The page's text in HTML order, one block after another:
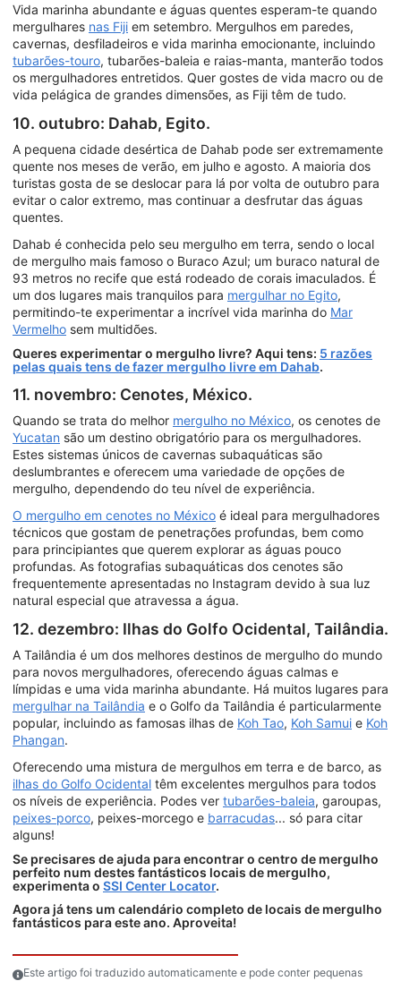
Vida marinha abundante e águas quentes esperam-te quando
mergulhares nas Fiji em setembro. Mergulhos em paredes,
cavernas, desfiladeiros e vida marinha emocionante, incluindo
tubarões-touro, tubarões-baleia e raias-manta, manterão todos
os mergulhadores entretidos. Quer gostes de vida macro ou de
vida pelágica de grandes dimensões, as Fiji têm de tudo.
10. outubro: Dahab, Egito.
A pequena cidade desértica de Dahab pode ser extremamente
quente nos meses de verão, em julho e agosto. A maioria dos
turistas gosta de se deslocar para lá por volta de outubro para
evitar o calor extremo, mas continuar a desfrutar das águas
quentes.
Dahab é conhecida pelo seu mergulho em terra, sendo o local
de mergulho mais famoso o Buraco Azul; um buraco natural de
93 metros no recife que está rodeado de corais imaculados. É
um dos lugares mais tranquilos para mergulhar no Egito,
permitindo-te experimentar a incrível vida marinha do Mar
Vermelho sem multidões.
Queres experimentar o mergulho livre? Aqui tens: 5 razões
pelas quais tens de fazer mergulho livre em Dahab.
11. novembro: Cenotes, México.
Quando se trata do melhor mergulho no México, os cenotes de
Yucatan são um destino obrigatório para os mergulhadores.
Estes sistemas únicos de cavernas subaquáticas são
deslumbrantes e oferecem uma variedade de opções de
mergulho, dependendo do teu nível de experiência.
O mergulho em cenotes no México é ideal para mergulhadores
técnicos que gostam de penetrações profundas, bem como
para principiantes que querem explorar as águas pouco
profundas. As fotografias subaquáticas dos cenotes são
frequentemente apresentadas no Instagram devido à sua luz
natural especial que atravessa a água.
12. dezembro: Ilhas do Golfo Ocidental, Tailândia.
A Tailândia é um dos melhores destinos de mergulho do mundo
para novos mergulhadores, oferecendo águas calmas e
límpidas e uma vida marinha abundante. Há muitos lugares para
mergulhar na Tailândia e o Golfo da Tailândia é particularmente
popular, incluindo as famosas ilhas de Koh Tao, Koh Samui e Koh
Phangan.
Oferecendo uma mistura de mergulhos em terra e de barco, as
ilhas do Golfo Ocidental têm excelentes mergulhos para todos
os níveis de experiência. Podes ver tubarões-baleia, garoupas,
peixes-porco, peixes-morcego e barracudas... só para citar
alguns!
Se precisares de ajuda para encontrar o centro de mergulho
perfeito num destes fantásticos locais de mergulho,
experimenta o SSI Center Locator.
Agora já tens um calendário completo de locais de mergulho
fantásticos para este ano. Aproveita!
Este artigo foi traduzido automaticamente e pode conter pequenas